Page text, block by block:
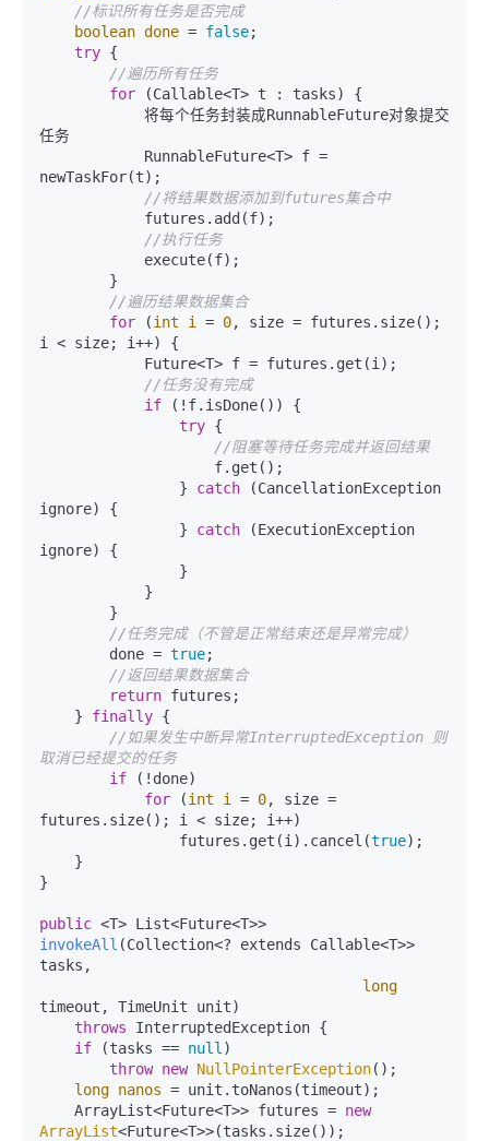
//标识所有任务是否完成
boolean done = false;
try {
//遍历所有任务
for (Callable<T> t : tasks) {
任务
newTaskFor(t);
//将结果数据添加到futures集合中
//执行任务
//遍历结果数据集合
for (int i = 0, size = futures.size();
i < size; i++) {
//任务没有完成
if (!f.isDone()) {
try {
//阻塞等待任务完成并返回结果
                }
catch (CancellationException
ignore) {
                }
catch (ExecutionException
ignore) {
//任务完成（不管是正常结束还是异常完成）
        done =
true;
//返回结果数据集合
return futures;
    }
finally {
//如果发生中断异常InterruptedException 则
取消已经提交的任务
if (!done)
for (int i = 0, size =
futures.size(); i < size; i++)
                futures.get(i).cancel(
true);
}
public
invokeAll (Collection<? extends Callable<T>>
tasks,
long
timeout, TimeUnit unit)
throws InterruptedException {
if (tasks == null )
throw new NullPointerException();
long nanos = unit.toNanos(timeout);
    ArrayList<Future<T>> futures =
new
ArrayList<Future<T>>(tasks.size());